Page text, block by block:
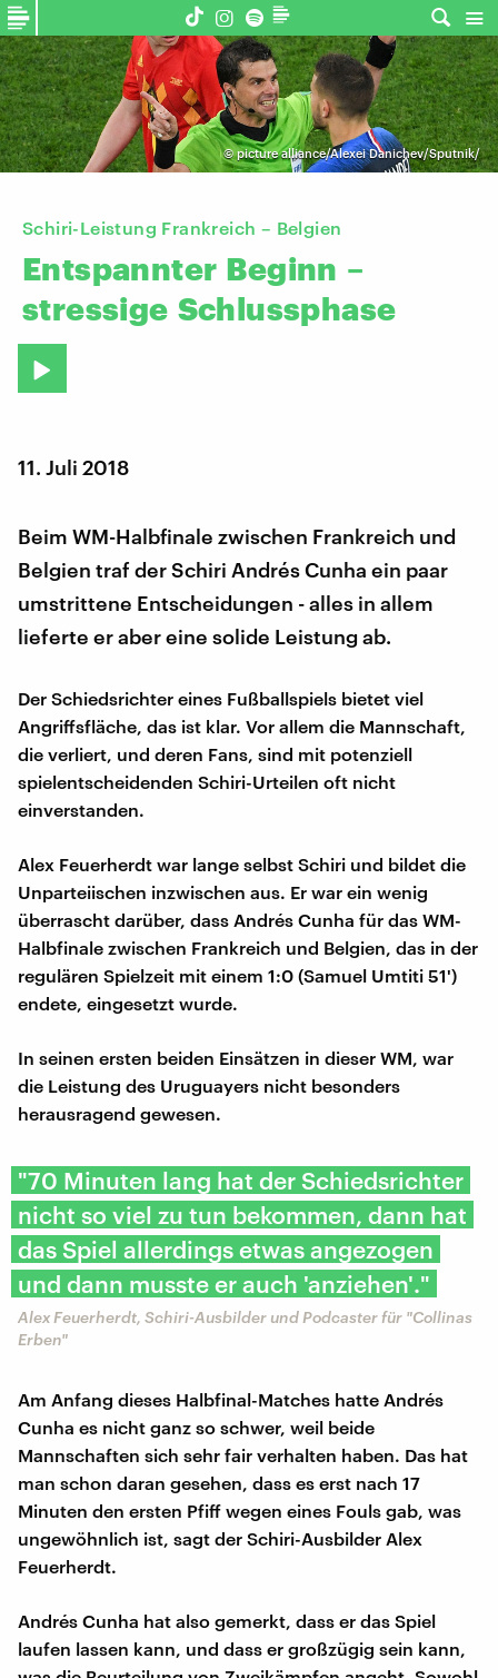
©picture alliance/Alexei Danichev/Sputnik/
Schiri-Leistung Frankreich – Belgien
Entspannter Beginn –
stressige Schlussphase
11. Juli 2018
Beim WM-Halbfinale zwischen Frankreich und
Belgien traf der Schiri Andrés Cunha ein paar
umstrittene Entscheidungen - alles in allem
lieferte er aber eine solide Leistung ab.
Der Schiedsrichter eines Fußballspiels bietet viel
Angriffsfläche, das ist klar. Vor allem die Mannschaft,
die verliert, und deren Fans, sind mit potenziell
spielentscheidenden Schiri-Urteilen oft nicht
einverstanden.
Alex Feuerherdt war lange selbst Schiri und bildet die
Unparteiischen inzwischen aus. Er war ein wenig
überrascht darüber, dass Andrés Cunha für das WM-
Halbfinale zwischen Frankreich und Belgien, das in der
regulären Spielzeit mit einem 1:0 (Samuel Umtiti 51')
endete, eingesetzt wurde.
In seinen ersten beiden Einsätzen in dieser WM, war
die Leistung des Uruguayers nicht besonders
herausragend gewesen.
"70 Minuten lang hat der Schiedsrichter
nicht so viel zu tun bekommen, dann hat
das Spiel allerdings etwas angezogen
und dann musste er auch 'anziehen'."
Alex Feuerherdt, Schiri-Ausbilder und Podcaster für "Collinas
Erben"
Am Anfang dieses Halbfinal-Matches hatte Andrés
Cunha es nicht ganz so schwer, weil beide
Mannschaften sich sehr fair verhalten haben. Das hat
man schon daran gesehen, dass es erst nach 17
Minuten den ersten Pfiff wegen eines Fouls gab, was
ungewöhnlich ist, sagt der Schiri-Ausbilder Alex
Feuerherdt.
Andrés Cunha hat also gemerkt, dass er das Spiel
laufen lassen kann, und dass er großzügig sein kann,